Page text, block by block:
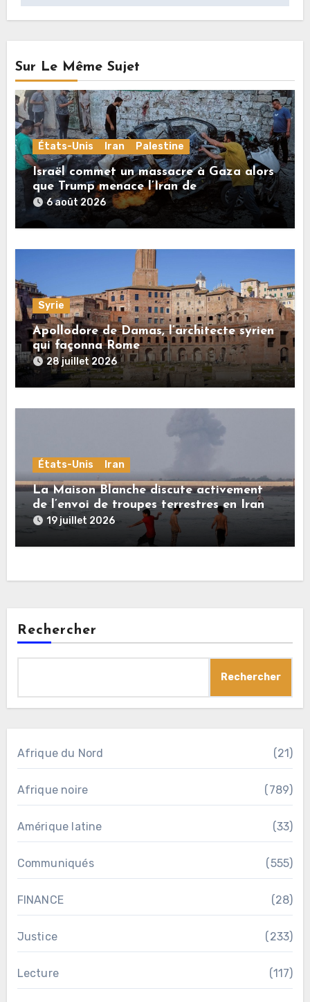
Sur Le Même Sujet
États-Unis Iran Palestine
Israël commet un massacre à Gaza alors
que Trump menace l’Iran de
«décapitation»
6 août 2026
Syrie
Apollodore de Damas, l’architecte syrien
qui façonna Rome
28 juillet 2026
États-Unis Iran
La Maison Blanche discute activement
de l’envoi de troupes terrestres en Iran
19 juillet 2026
Rechercher
Rechercher
Afrique du Nord (21)
Afrique noire (789)
Amérique latine (33)
Communiqués (555)
FINANCE (28)
Justice (233)
Lecture (117)